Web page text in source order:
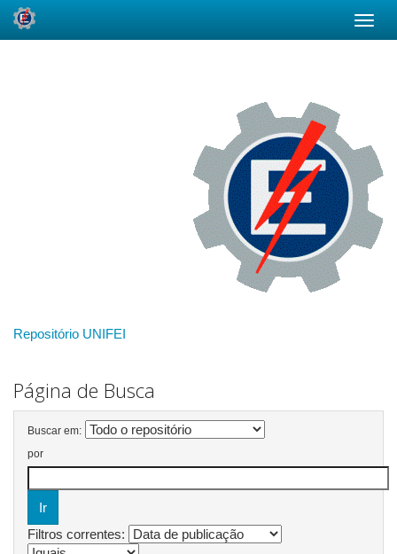
Repositório UNIFEI
Página de Busca
Buscar em:
por
Filtros correntes: